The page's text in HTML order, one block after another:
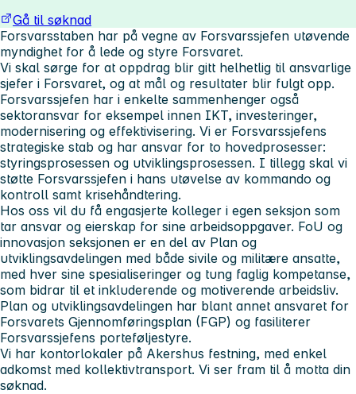
Gå til søknad
Forsvarsstaben har på vegne av Forsvarssjefen utøvende
myndighet for å lede og styre Forsvaret.
Vi skal sørge for at oppdrag blir gitt helhetlig til ansvarlige
sjefer i Forsvaret, og at mål og resultater blir fulgt opp.
Forsvarssjefen har i enkelte sammenhenger også
sektoransvar for eksempel innen IKT, investeringer,
modernisering og effektivisering. Vi er Forsvarssjefens
strategiske stab og har ansvar for to hovedprosesser:
styringsprosessen og utviklingsprosessen. I tillegg skal vi
støtte Forsvarssjefen i hans utøvelse av kommando og
kontroll samt krisehåndtering.
Hos oss vil du få engasjerte kolleger i egen seksjon som
tar ansvar og eierskap for sine arbeidsoppgaver. FoU og
innovasjon seksjonen er en del av Plan og
utviklingsavdelingen med både sivile og militære ansatte,
med hver sine spesialiseringer og tung faglig kompetanse,
som bidrar til et inkluderende og motiverende arbeidsliv.
Plan og utviklingsavdelingen har blant annet ansvaret for
Forsvarets Gjennomføringsplan (FGP) og fasiliterer
Forsvarssjefens porteføljestyre.
Vi har kontorlokaler på Akershus festning, med enkel
adkomst med kollektivtransport. Vi ser fram til å motta din
søknad.